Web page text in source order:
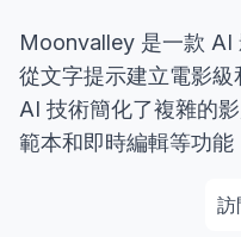
Moonvalley 是一款 AI
從文字提示建立電影
AI 技術簡化了複雜的
範本和即時編輯等功能
訪